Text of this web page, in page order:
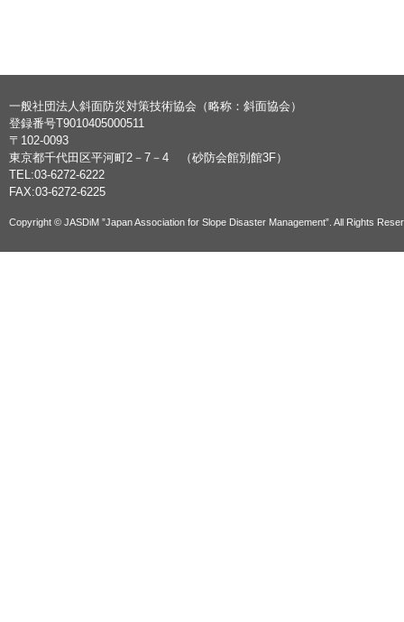
一般社団法人斜面防災対策技術協会（略称：斜面協会）
登録番号T9010405000511
〒102-0093
東京都千代田区平河町2－7－4 （砂防会館別館3F）
TEL:03-6272-6222
FAX:03-6272-6225
Copyright © JASDiM ”Japan Association for Slope Disaster Management”. All Rights